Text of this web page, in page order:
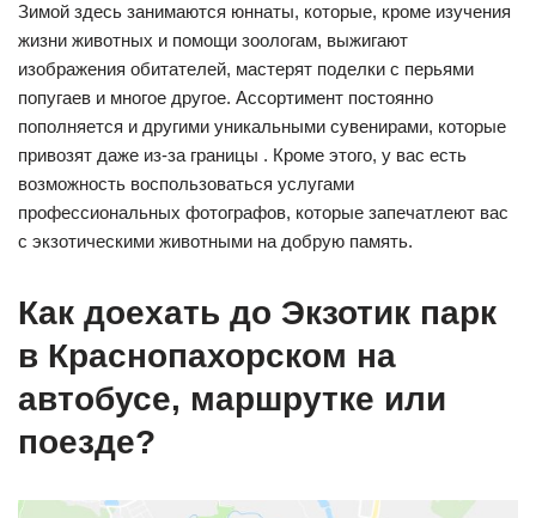
Зимой здесь занимаются юннаты, которые, кроме изучения
жизни животных и помощи зоологам, выжигают
изображения обитателей, мастерят поделки с перьями
попугаев и многое другое. Ассортимент постоянно
пополняется и другими уникальными сувенирами, которые
привозят даже из-за границы . Кроме этого, у вас есть
возможность воспользоваться услугами
профессиональных фотографов, которые запечатлеют вас
с экзотическими животными на добрую память.
Как доехать до Экзотик парк
в Краснопахорском на
автобусе, маршрутке или
поезде?